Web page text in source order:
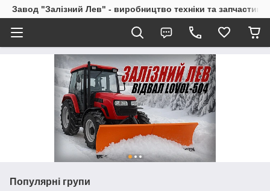
Завод "Залізний Лев" - виробництво техніки та запчастин
Популярні групи